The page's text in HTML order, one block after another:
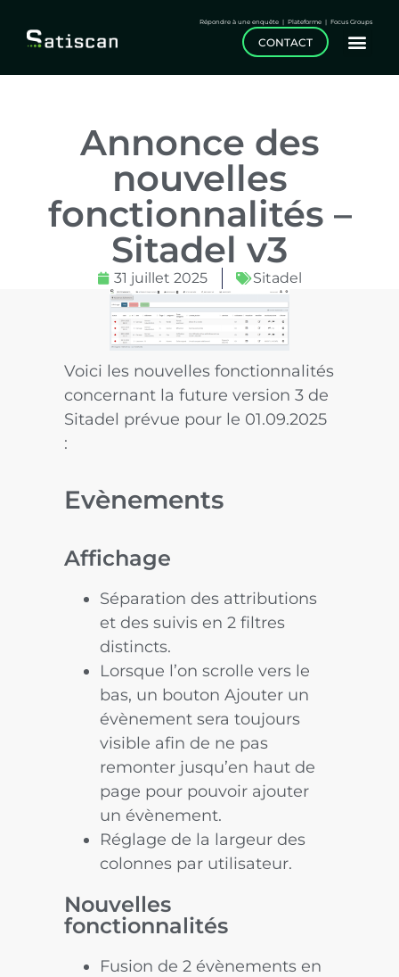
Répondre à une enquête | Plateforme| Focus Groups
CONTACT
Annonce des
nouvelles
fonctionnalités –
Sitadel v3
31 juillet 2025 Sitadel
Voici les nouvelles fonctionnalités
concernant la future version 3 de
Sitadel prévue pour le 01.09.2025
:
Evènements
Affichage
Séparation des attributions
et des suivis en 2 filtres
distincts.
Lorsque l’on scrolle vers le
bas, un bouton Ajouter un
évènement sera toujours
visible afin de ne pas
remonter jusqu’en haut de
page pour pouvoir ajouter
un évènement.
Réglage de la largeur des
colonnes par utilisateur.
Nouvelles
fonctionnalités
Fusion de 2 évènements en